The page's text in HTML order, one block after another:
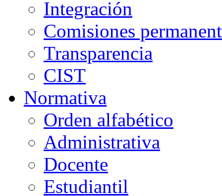
Integración
Comisiones
Transparencia
CIST
Normativa
Orden alfabético
Administrativa
Docente
Estudiantil